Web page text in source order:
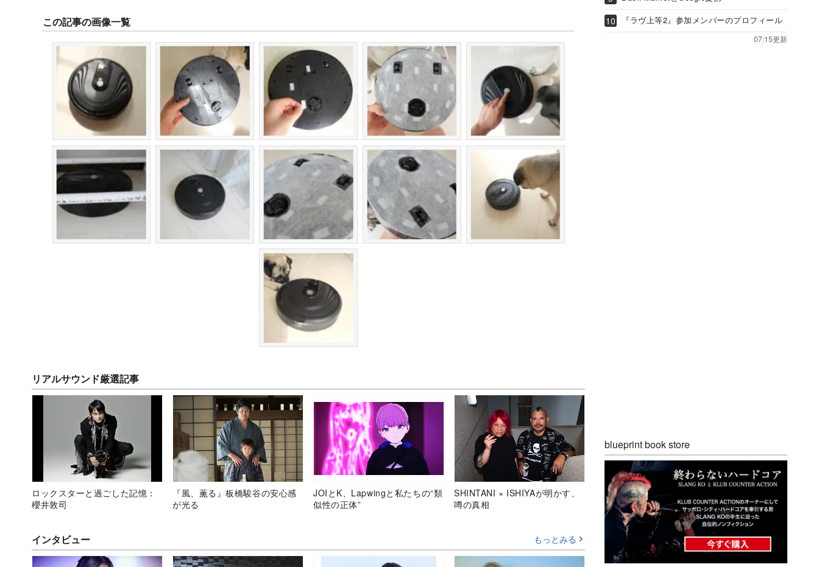
この記事の画像一覧
リアルサウンド厳選記事
ロックスターと過ごした記憶：
櫻井敦司
『風、薫る』板橋駿谷の安心感
が光る
JOIとK、Lapwingと私たちの“類
似性の正体”
SHINTANI × ISHIYAが明かす、
噂の真相
インタビュー もっとみる
『ラヴ上等2』参加メンバーのプロフィール
07:15更新
blueprint book store